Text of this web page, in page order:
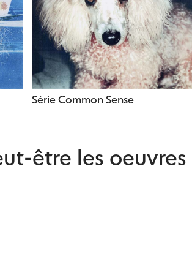
Série Common Sense
être les